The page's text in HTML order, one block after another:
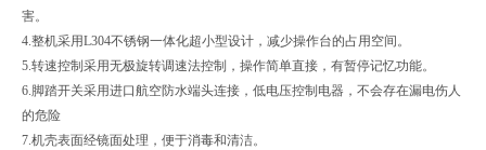
害。
4.整机采用L304不锈钢一体化超小型设计，减少操作台的占用空间。
5.转速控制采用无极旋转调速法控制，操作简单直接，有暂停记忆功能。
6.脚踏开关采用进口航空防水端头连接，低电压控制电器，不会存在漏电伤人
的危险
7.机壳表面经镜面处理，便于消毒和清洁。